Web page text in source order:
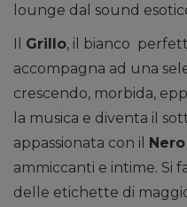
lounge dal sound
Il Grillo, il bianco
accompagna ad una
crescendo, morbida,
la musica e diventa il
appassionata con il Nero
ammiccanti e intime. Si
delle etichette di